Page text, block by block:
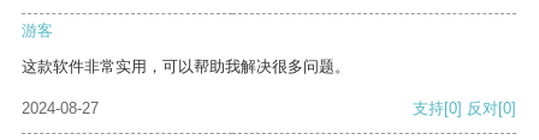
游客
这款软件非常实用，可以帮助我解决很多问题。
2024-08-27 支持[0] 反对[0]